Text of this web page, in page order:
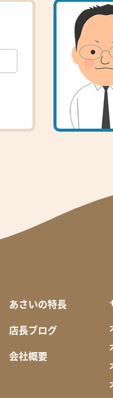
あさいの特長
店長ブログ
会社概要